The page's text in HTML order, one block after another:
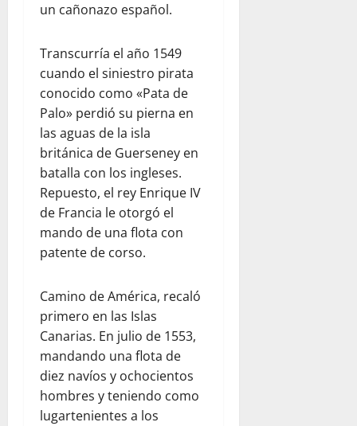
un cañonazo español.
Transcurría el año 1549
cuando el siniestro pirata
conocido como «Pata de
Palo» perdió su pierna en
las aguas de la isla
británica de Guerseney en
batalla con los ingleses.
Repuesto, el rey Enrique IV
de Francia le otorgó el
mando de una flota con
patente de corso.
Camino de América, recaló
primero en las Islas
Canarias. En julio de 1553,
mandando una flota de
diez navíos y ochocientos
hombres y teniendo como
lugartenientes a los